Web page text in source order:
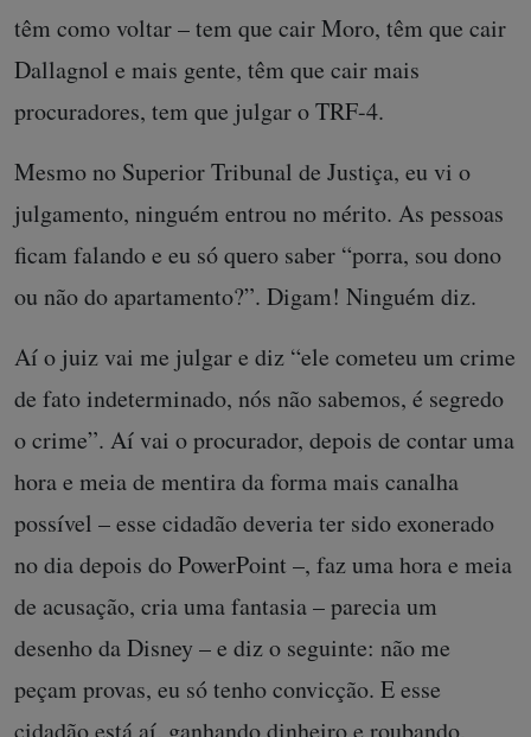
têm como voltar – tem que cair Moro, têm que cair
Dallagnol e mais gente, têm que cair mais
procuradores, tem que julgar o TRF-4.
Mesmo no Superior Tribunal de Justiça, eu vi o
julgamento, ninguém entrou no mérito. As pessoas
ficam falando e eu só quero saber “porra, sou dono
ou não do apartamento?”. Digam! Ninguém diz.
Aí o juiz vai me julgar e diz “ele cometeu um crime
de fato indeterminado, nós não sabemos, é segredo
o crime”. Aí vai o procurador, depois de contar uma
hora e meia de mentira da forma mais canalha
possível – esse cidadão deveria ter sido exonerado
no dia depois do PowerPoint –, faz uma hora e meia
de acusação, cria uma fantasia – parecia um
desenho da Disney – e diz o seguinte: não me
peçam provas, eu só tenho convicção. E esse
cidadão está aí, ganhando dinheiro e roubando,